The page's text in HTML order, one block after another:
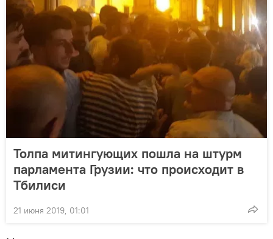
Толпа митингующих пошла на штурм
парламента Грузии: что происходит в
Тбилиси
21 июня 2019, 01:01